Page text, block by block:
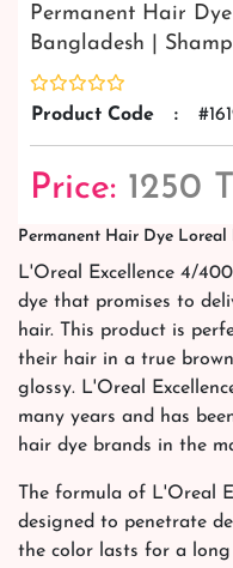
Permanent Hair
Bangladesh |
Product Code :
Price: 1250
Permanent Hair Dye
L'Oreal Excellence 4/
dye that promises to
hair. This product is
their hair in a true
glossy. L'Oreal
many years and has
hair dye brands in the
The formula of L'Oreal
designed to penetrate
the color lasts for a